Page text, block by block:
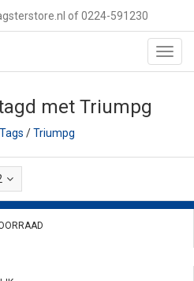
of 0224-591230
met Triumpg
Tags /Triumpg